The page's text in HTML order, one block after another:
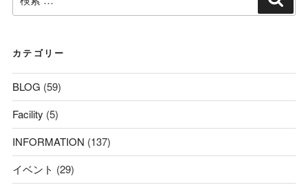
索:
カテゴリー
BLOG (59)
Facility (5)
INFORMATION (137)
イベント (29)